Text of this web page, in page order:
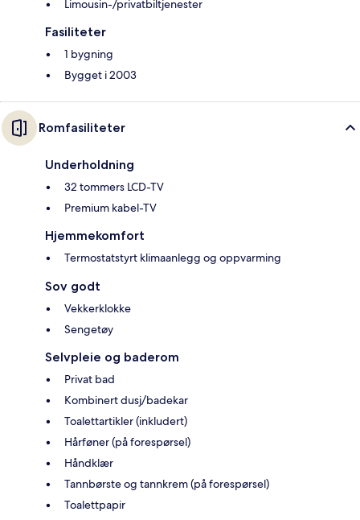
Limousin-/privatbiltjenester
Fasiliteter
1 bygning
Bygget i 2003
Romfasiliteter
Underholdning
32 tommers LCD-TV
Premium kabel-TV
Hjemmekomfort
Termostatstyrt klimaanlegg og oppvarming
Sov godt
Vekkerklokke
Sengetøy
Selvpleie og baderom
Privat bad
Kombinert dusj/badekar
Toalettartikler (inkludert)
Hårføner (på forespørsel)
Håndklær
Tannbørste og tannkrem (på forespørsel)
Toalettpapir